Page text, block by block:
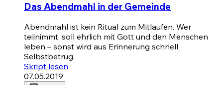
Das Abendmahl in der Gemeinde
Abendmahl ist kein Ritual zum Mitlaufen. Wer
teilnimmt, soll ehrlich mit Gott und den Menschen
leben – sonst wird aus Erinnerung schnell
Selbstbetrug.
Skript lesen
07.05.2019